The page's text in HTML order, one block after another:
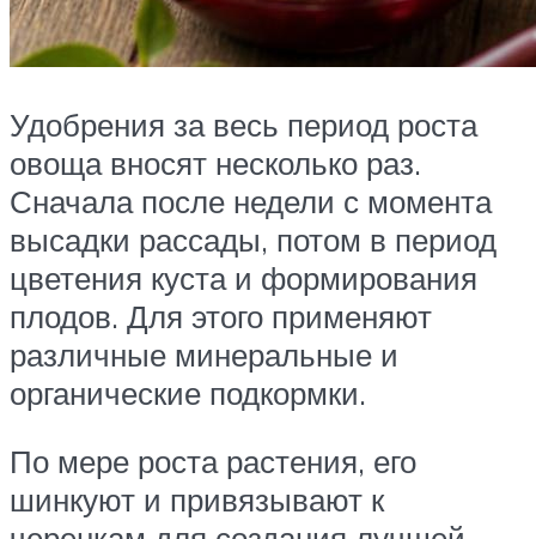
Удобрения за весь период роста
овоща вносят несколько раз.
Сначала после недели с момента
высадки рассады, потом в период
цветения куста и формирования
плодов. Для этого применяют
различные минеральные и
органические подкормки.
По мере роста растения, его
шинкуют и привязывают к